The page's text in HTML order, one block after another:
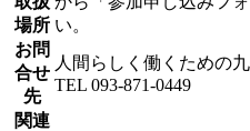
場所 い。
お問
合せ
先
人間らしく働くための
TEL 093-871-0449
関連